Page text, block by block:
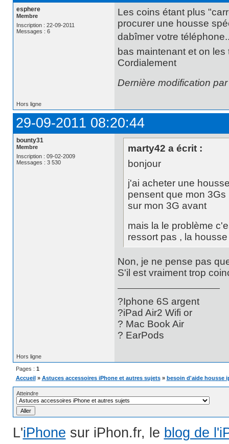
esphere
Membre
Inscription : 22-09-2011
Messages : 6
Les coins étant plus
procurer une housse
dabîmer votre
bas maintenant et on
Cordialement
Dernière modification
Hors ligne
29-09-2011 08:20:44
bounty31
Membre
Inscription : 09-02-2009
Messages : 3 530
marty42 a écrit :
bonjour
j'ai acheter une
pensent que mon
sur mon 3G avant
mais la le problème
ressort pas , la
Non, je ne pense pas
S'il est vraiment trop
?Iphone 6S argent
?iPad Air2 Wifi or
? Mac Book Air
? EarPods
Hors ligne
Pages : 1
Accueil » Astuces accessoires iPhone et autres sujets » besoin d'aide housse
Atteindre
L'iPhone sur iPhon.fr, le blog de